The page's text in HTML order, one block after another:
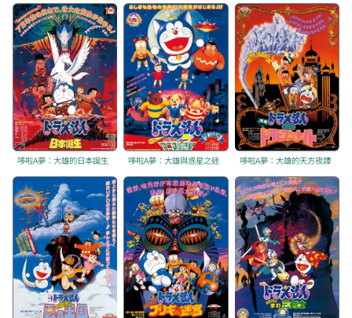
哆啦A夢：大雄的日本誕生 哆啦A夢：大雄與惑星之迷 哆啦A夢：大雄的天方夜譚